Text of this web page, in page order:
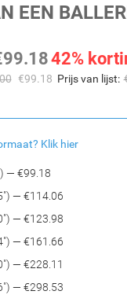
EEN
99.1842%
€99.18 Prijs van lijst:
Klik hier
— €99.18
— €114.06
— €123.98
— €161.66
— €228.11
— €298.53